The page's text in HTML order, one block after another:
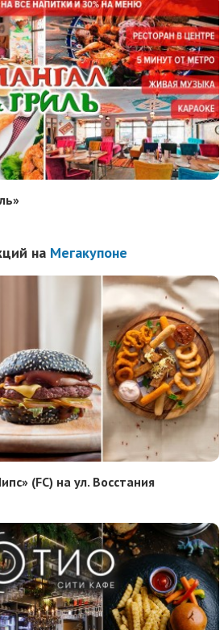
на Мегакупоне
(FC) на ул. Восстания